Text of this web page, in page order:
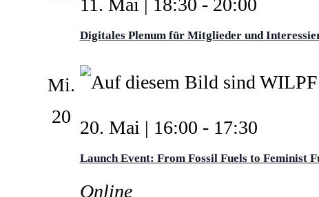
Digitales Plenum für Mitglieder und
11. Mai | 18:30 - 20:00
Mi.
20
Launch Event: From Fossil Fuels to Feminist
20. Mai | 16:00 - 17:30
Online